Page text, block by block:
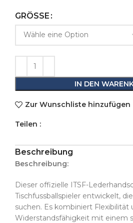
GRÖSSE
IN DEN
Zur Wunschliste hinzufügen
Teilen :
Beschreibung
Beschreibung:
Dieser offizielle ITSF-
Tischfussballspieler entwickelt,
suchen. Es kombiniert Flexibilität
Widerstandsfähigkeit mit einem